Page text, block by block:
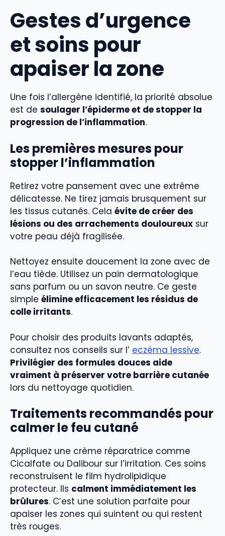
Gestes d’urgence
et soins pour
apaiser la zone
Une fois l’allergène identifié, la priorité absolue
est de soulager l’épiderme et de stopper la
progression de l’inflammation.
Les premières mesures pour
stopper l’inflammation
Retirez votre pansement avec une extrême
délicatesse. Ne tirez jamais brusquement sur
les tissus cutanés. Cela évite de créer des
lésions ou des arrachements douloureux sur
votre peau déjà fragilisée.
Nettoyez ensuite doucement la zone avec de
l’eau tiède. Utilisez un pain dermatologique
sans parfum ou un savon neutre. Ce geste
simple élimine efficacement les résidus de
colle irritants.
Pour choisir des produits lavants adaptés,
consultez nos conseils sur l’ eczéma lessive.
Privilégier des formules douces aide
vraiment à préserver votre barrière cutanée
lors du nettoyage quotidien.
Traitements recommandés pour
calmer le feu cutané
Appliquez une crème réparatrice comme
Cicalfate ou Dalibour sur l’irritation. Ces soins
reconstruisent le film hydrolipidique
protecteur. Ils calment immédiatement les
brûlures. C’est une solution parfaite pour
apaiser les zones qui suintent ou qui restent
très rouges.